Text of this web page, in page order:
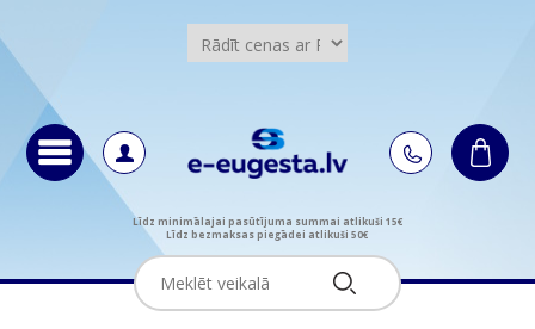
Līdz minimālajai pasūtījuma summai atlikuši 15€
Līdz bezmaksas piegādei atlikuši 50€